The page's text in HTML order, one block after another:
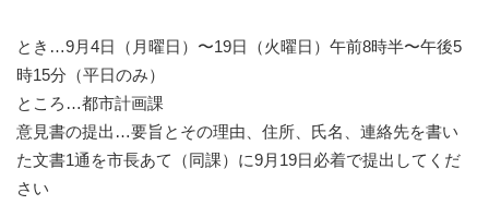
とき…9月4日（月曜日）〜19日（火曜日）午前8時半〜午後5
時15分（平日のみ）
ところ…都市計画課
意見書の提出…要旨とその理由、住所、氏名、連絡先を書い
た文書1通を市長あて（同課）に9月19日必着で提出してくだ
さい